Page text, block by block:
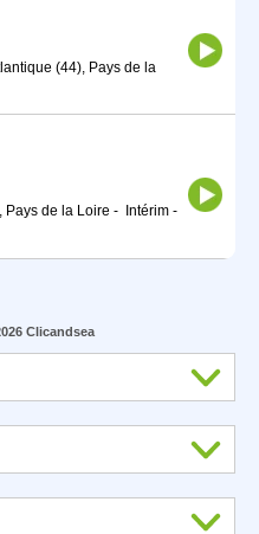
(44), Pays de la
Pays de la Loire - Intérim -
Clicandsea